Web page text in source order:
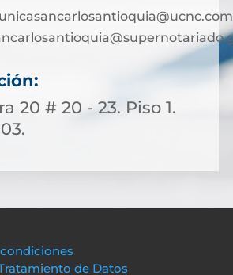
20 # 20 - 23. Piso 1.
de Datos